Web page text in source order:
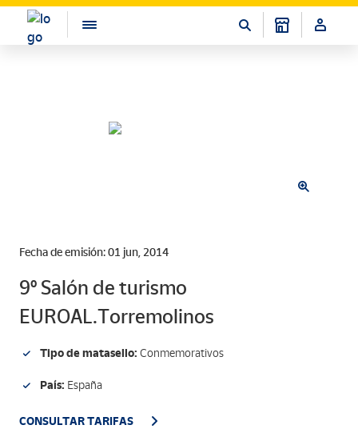
Fecha de emisión: 01 jun, 2014
9º Salón de turismo
EUROAL.Torremolinos
Tipo de matasello: Conmemorativos
País: España
CONSULTAR TARIFAS